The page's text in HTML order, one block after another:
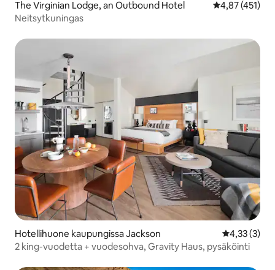
The Virginian Lodge, an Outbound Hotel
4,87 (451)
Neitsytkuningas
Hotellihuone kaupungissa Jackson
4,33 (3)
2 king-vuodetta + vuodesohva, Gravity Haus, pysäköinti